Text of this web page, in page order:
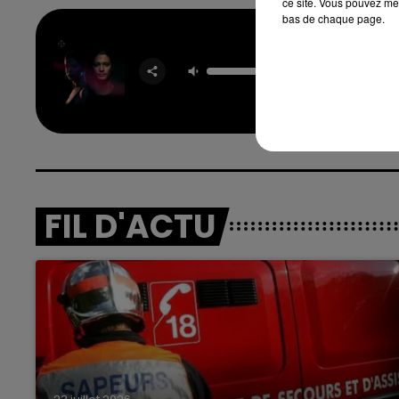
FIL D'ACTU
bas de chaque page.